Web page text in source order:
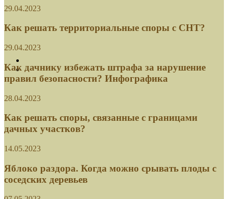
29.04.2023
Как дачнику избежать штрафа за нарушение
Как решать споры, связанные с границами
Яблоко раздора. Когда можно срывать плоды с
Как понизить соседский забор, если он слишком